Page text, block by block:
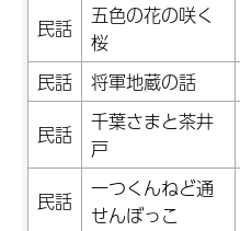
民話
五色の花の咲く
桜
民話
将軍地蔵の話
民話
千葉さまと茶井
戸
民話
一つくんねど通
せんぼっこ